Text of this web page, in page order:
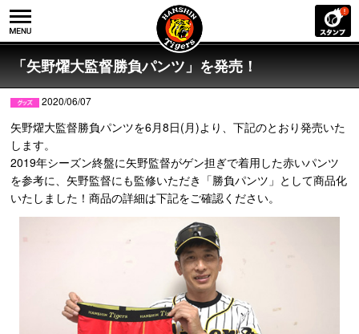
「矢野燿大監督勝負パンツ」を発売！
2020/06/07
矢野燿大監督勝負パンツを6月8日(月)より、下記のとおり発売いた
します。
2019年シーズン終盤に矢野監督がゲン担ぎで着用した赤いパンツ
を参考に、矢野監督にも監修いただき「勝負パンツ」として商品化
いたしました！商品の詳細は下記をご確認ください。